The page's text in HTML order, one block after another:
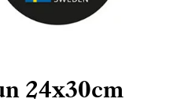
24x30cm